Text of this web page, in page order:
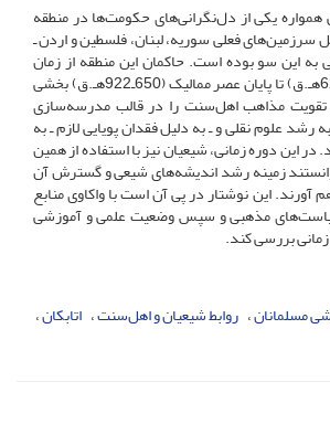
یکی از دل‌نگرانی‌های حکومت‌ها در منطقه
سرزمین‌های فعلی سوریه، لبنان، فلسطین و اردن ـ
این سو بوده است. حاکمان این منطقه از زمان
اتابکان زنگی (521ـ624هـ‌.ق) تا پایان عصر ممالیک (650ـ922هـ‌.ق) بخشی
مذاهب اهل‌سنت را در قالب مدرسه‌سازی
رشد علوم نقلی و ـ به دلیل فقدان پویایی لازم ـ به
این دوره زمانی، شیعیان نیز با استفاده از همین
زمینه رشد اندیشه‌های شیعی و گسترش آن
آورند. این نوشتار در پی آن است با واکاوی منابع
مذهبی و سپس وضعیت علمی و آموزشی
بررسی کند.
مسلمانان روابط شیعیان و اهل‌سنت اتابکان